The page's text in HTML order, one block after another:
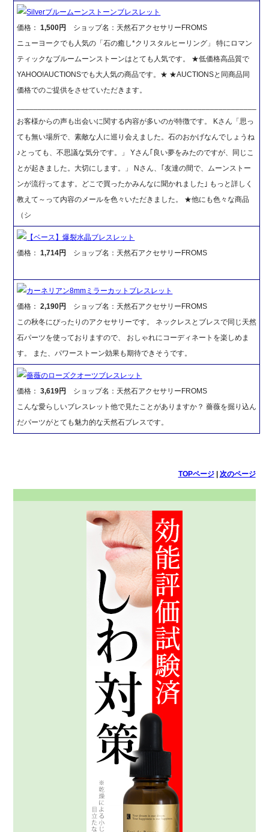
Silverブルームーンストーンブレスレット
価格：1,500円
ショップ名：天然石アクセサリーFROMS
ニューヨークでも人気の「石の癒し*クリスタルヒーリング」 特にロマン
ティックなブルームーンストーンはとても人気です。 ★低価格高品質で
YAHOO!AUCTIONSでも大人気の商品です。★ ★AUCTIONSと同商品同
価格でのご提供をさせていただきます。
お客様からの声も出会いに関する内容が多いのが特徴です。 Kさん「思っ
ても無い場所で、素敵な人に巡り会えました。石のおかげなんでしょうね
♪とっても、不思議な気分です。」 Yさん｢良い夢をみたのですが、同じこ
とが起きました。大切にします。」 Nさん、｢友達の間で、ムーンストー
ンが流行ってます。どこで買ったかみんなに聞かれました｣ もっと詳しく
教えて～って内容のメールを色々いただきました。 ★他にも色々な商品
（シ
【ベース】爆裂水晶ブレスレット
価格：1,714円 ショップ名：天然石アクセサリーFROMS
カーネリアン8mmミラーカットブレスレット
価格：2,190円
ショップ名：天然石アクセサリーFROMS
この秋冬にぴったりのアクセサリーです。 ネックレスとブレスで同じ天然
石パーツを使っておりますので、 おしゃれにコーディネートを楽しめま
す。 また、パワーストーン効果も期待できそうです。
薔薇のローズクオーツブレスレット
価格：3,619円
ショップ名：天然石アクセサリーFROMS
こんな愛らしいブレスレット他で見たことがありますか？ 薔薇を掘り込ん
だパーツがとても魅力的な天然石ブレスです。
TOPページ| 次のページ